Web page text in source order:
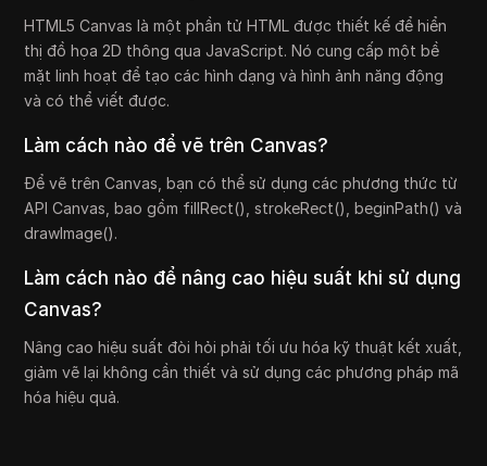
HTML5 Canvas là một phần tử HTML được thiết kế để hiển
thị đồ họa 2D thông qua JavaScript. Nó cung cấp một bề
mặt linh hoạt để tạo các hình dạng và hình ảnh năng động
và có thể viết được.
Làm cách nào để vẽ trên Canvas?
Để vẽ trên Canvas, bạn có thể sử dụng các phương thức từ
API Canvas, bao gồm fillRect(), strokeRect(), beginPath() và
drawImage().
Làm cách nào để nâng cao hiệu suất khi sử dụng
Canvas?
Nâng cao hiệu suất đòi hỏi phải tối ưu hóa kỹ thuật kết xuất,
giảm vẽ lại không cần thiết và sử dụng các phương pháp mã
hóa hiệu quả.